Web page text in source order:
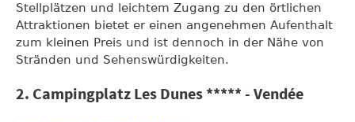
Stellplätzen und leichtem Zugang zu den örtlichen
Attraktionen bietet er einen angenehmen Aufenthalt
zum kleinen Preis und ist dennoch in der Nähe von
Stränden und Sehenswürdigkeiten.
2. Campingplatz Les Dunes ***** - Vendée